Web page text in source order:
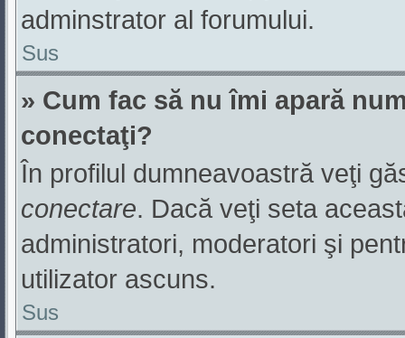
adminstrator al forumului.
Sus
» Cum fac să nu îmi apară
conectaţi?
În profilul dumneavoastră veţi
conectare. Dacă veţi seta
administratori, moderatori şi
utilizator ascuns.
Sus